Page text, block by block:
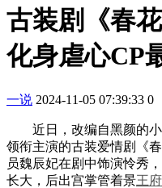
古装剧《春
化身虐心CP
一说 2024-11-05 07:39:33 0
近日，改编自黑颜的小
领衔主演的古装爱情剧《
员魏辰妃在剧中饰演怜秀
长大，后出宫掌管着景王府